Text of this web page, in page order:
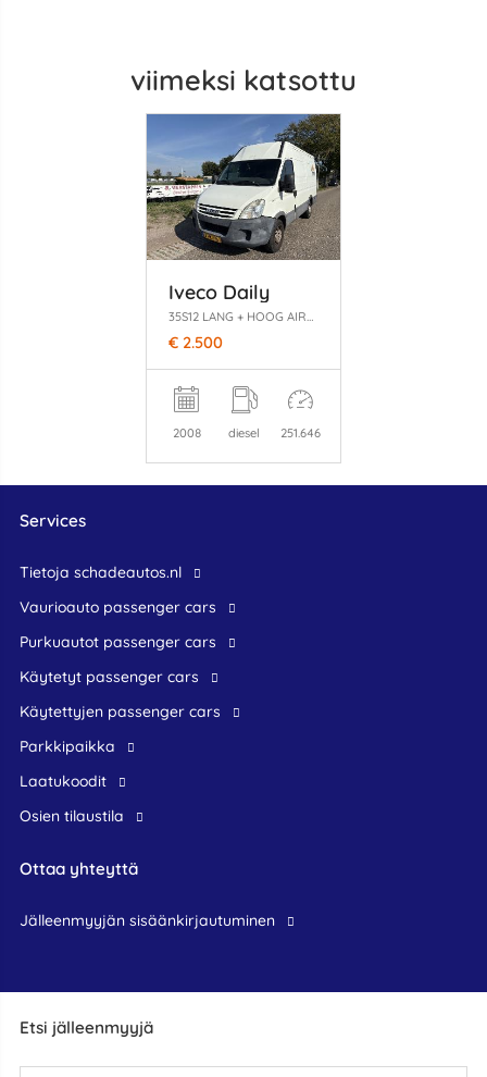
viimeksi katsottu
Iveco Daily
35S12 LANG + HOOG AIRCO
€ 2.500
2008 diesel 251.646
Etsi jälleenmyyjä
Services
Tietoja schadeautos.nl
Vaurioauto passenger cars
Purkuautot passenger cars
Käytetyt passenger cars
Käytettyjen passenger cars
Parkkipaikka
Laatukoodit
Osien tilaustila
Ottaa yhteyttä
jälleenmyyjän sisäänkirjautuminen